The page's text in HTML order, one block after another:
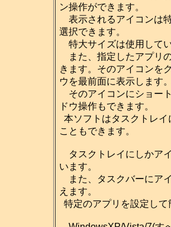
ン操作ができます。
表示されるアイコンは
選択できます。
特大サイズは使用して
また、指定したアプリ
きます。そのアイコンを
ウを最前面に表示します
そのアイコンにショー
ドウ操作もできます。
本ソフトはタスクトレ
こともできます。
タスクトレイにしかア
います。
また、タスクバーにア
えます。
特定のアプリを設定し